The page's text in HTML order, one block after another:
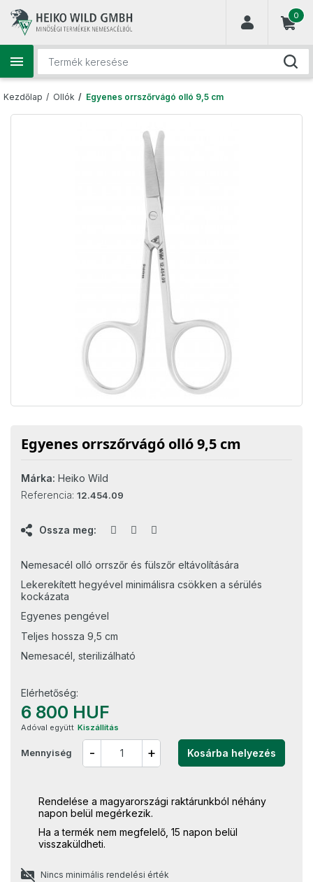
0

Kezdőlap Ollók Egyenes orrszőrvágó olló 9,5 cm
Egyenes orrszőrvágó olló 9,5 cm
Márka: Heiko Wild
Referencia: 12.454.09
Ossza meg:
Nemesacél olló orrszőr és fülszőr eltávolítására
Lekerekített hegyével minimálisra csökken a sérülés
kockázata
Egyenes pengével
Teljes hossza 9,5 cm
Nemesacél, sterilizálható
Elérhetőség:
6 800 HUF
Adóval együtt Kiszállítás
Mennyiség - + Kosárba helyezés
Rendelése a magyarországi raktárunkból néhány
napon belül megérkezik.
Ha a termék nem megfelelő, 15 napon belül
visszaküldheti.
Nincs minimális rendelési érték